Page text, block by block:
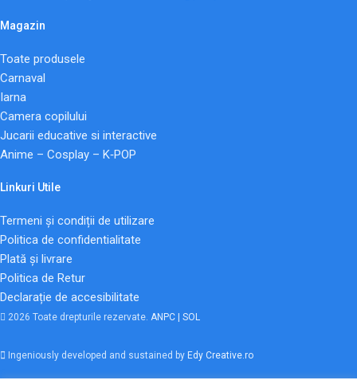
Magazin
Toate produsele
Carnaval
Iarna
Camera copilului
Jucarii educative si interactive
Anime – Cosplay – K‑POP
Linkuri Utile
Termeni și condiții de utilizare
Politica de confidentialitate
Plată și livrare
Politica de Retur
Declarație de accesibilitate
2026 Toate drepturile rezervate. ANPC | SOL
Ingeniously developed and sustained by Edy Creative.ro